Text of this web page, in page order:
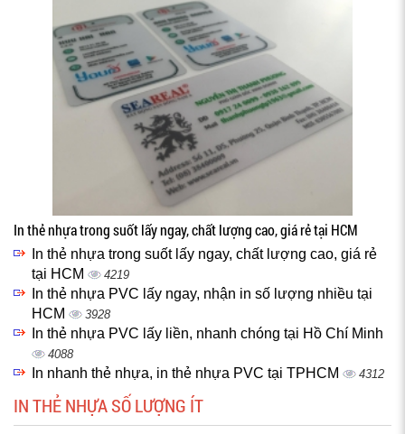
In thẻ nhựa trong suốt lấy ngay, chất lượng cao, giá rẻ tại HCM
In thẻ nhựa trong suốt lấy ngay, chất lượng cao, giá rẻ
tại HCM
4219
In thẻ nhựa PVC lấy ngay, nhận in số lượng nhiều tại
HCM
3928
In thẻ nhựa PVC lấy liền, nhanh chóng tại Hồ Chí Minh
4088
In nhanh thẻ nhựa, in thẻ nhựa PVC tại TPHCM 4312
IN THẺ NHỰA SỐ LƯỢNG ÍT